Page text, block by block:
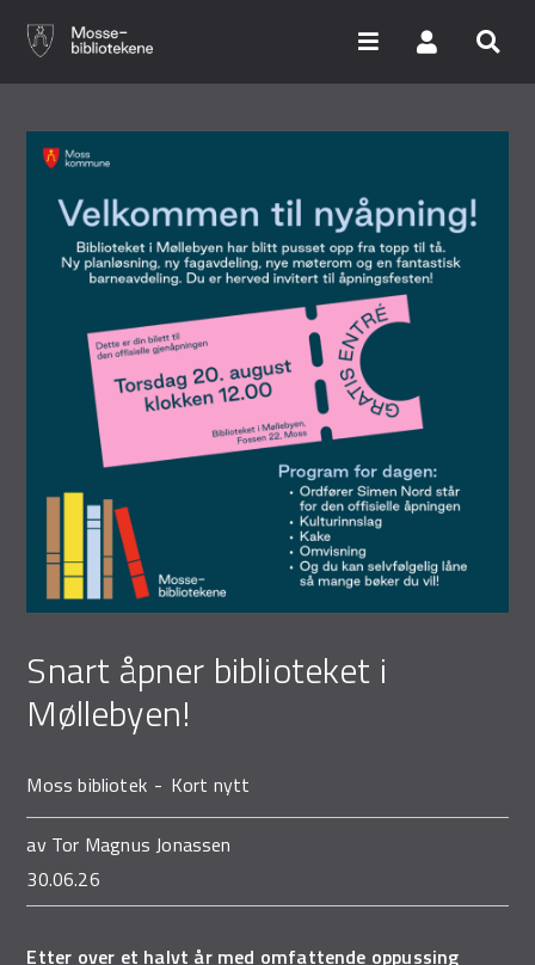
Arrangementer
Bibliotekene
Digitale tjenester
Vi tilbyr
Søk i våre databaser
hovedinnhold
Snart åpner biblioteket i
Møllebyen!
Moss bibliotek Kort nytt
av Tor Magnus Jonassen
30.06.26
Etter over et halvt år med omfattende oppussing